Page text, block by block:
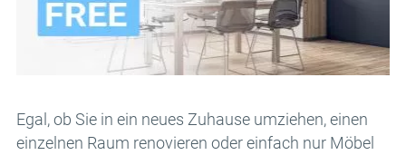
Passwort
OK
Wir werden in Kürze eine E-Mail mit einem
Bestätigungslink senden.
Bitte folgen Sie dem Link in der E-Mail, um Ihr Konto zu
aktivieren
OK
OK
Egal, ob Sie in ein neues Zuhause umziehen, einen
einzelnen Raum renovieren oder einfach nur Möbel